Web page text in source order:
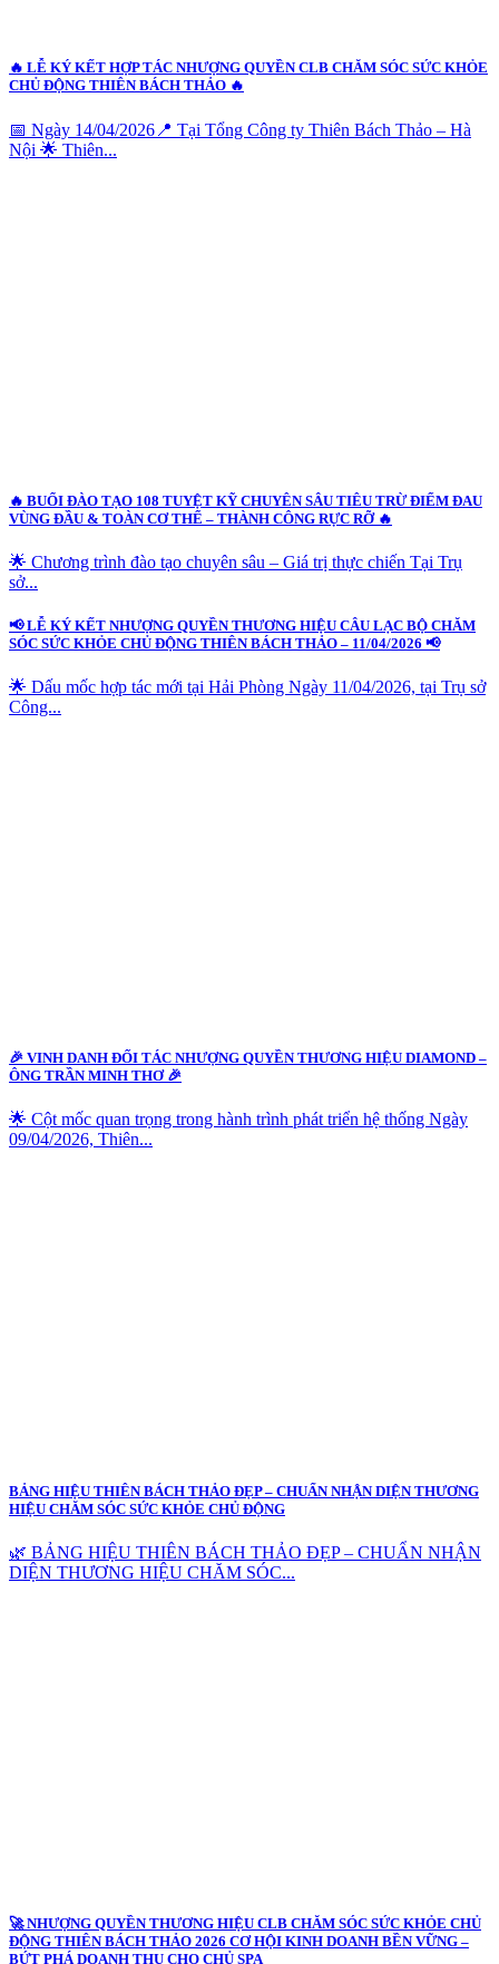
🔥 LỄ KÝ KẾT HỢP TÁC NHƯỢNG QUYỀN CLB CHĂM SÓC SỨC KHỎE
CHỦ ĐỘNG THIÊN BÁCH THẢO 🔥
📅 Ngày 14/04/2026📍 Tại Tổng Công ty Thiên Bách Thảo – Hà
Nội 🌟 Thiên...
🔥 BUỔI ĐÀO TẠO 108 TUYỆT KỸ CHUYÊN SÂU TIÊU TRỪ ĐIỂM ĐAU
VÙNG ĐẦU & TOÀN CƠ THỂ – THÀNH CÔNG RỰC RỠ 🔥
🌟 Chương trình đào tạo chuyên sâu – Giá trị thực chiến Tại Trụ
sở...
📢 LỄ KÝ KẾT NHƯỢNG QUYỀN THƯƠNG HIỆU CÂU LẠC BỘ CHĂM
SÓC SỨC KHỎE CHỦ ĐỘNG THIÊN BÁCH THẢO – 11/04/2026 📢
🌟 Dấu mốc hợp tác mới tại Hải Phòng Ngày 11/04/2026, tại Trụ sở
Công...
🎉 VINH DANH ĐỐI TÁC NHƯỢNG QUYỀN THƯƠNG HIỆU DIAMOND –
ÔNG TRẦN MINH THƠ 🎉
🌟 Cột mốc quan trọng trong hành trình phát triển hệ thống Ngày
09/04/2026, Thiên...
BẢNG HIỆU THIÊN BÁCH THẢO ĐẸP – CHUẨN NHẬN DIỆN THƯƠNG
HIỆU CHĂM SÓC SỨC KHỎE CHỦ ĐỘNG
🌿 BẢNG HIỆU THIÊN BÁCH THẢO ĐẸP – CHUẨN NHẬN
DIỆN THƯƠNG HIỆU CHĂM SÓC...
🚀 NHƯỢNG QUYỀN THƯƠNG HIỆU CLB CHĂM SÓC SỨC KHỎE CHỦ
ĐỘNG THIÊN BÁCH THẢO 2026 CƠ HỘI KINH DOANH BỀN VỮNG –
BỨT PHÁ DOANH THU CHO CHỦ SPA